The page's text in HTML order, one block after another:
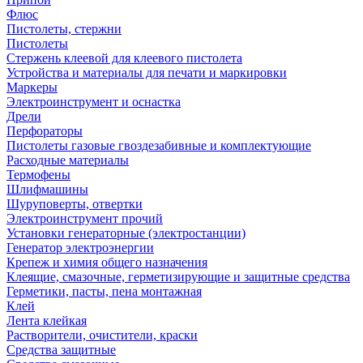
Флюс
Пистолеты, стержни
Пистолеты
Стержень клеевой для клеевого пистолета
Устройства и материалы для печати и маркировки
Маркеры
Электроинструмент и оснастка
Дрели
Перфораторы
Пистолеты газовые гвоздезабивные и комплектующие
Расходные материалы
Термофены
Шлифмашины
Шуруповерты, отвертки
Электроинструмент прочий
Установки генераторные (электростанции)
Генератор электроэнергии
Крепеж и химия общего назначения
Клеящие, смазочные, герметизирующие и защитные средства
Герметики, пасты, пена монтажная
Клей
Лента клейкая
Растворители, очистители, краски
Средства защитные